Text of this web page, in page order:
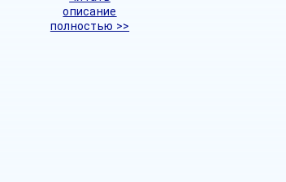
описание
полностью >>